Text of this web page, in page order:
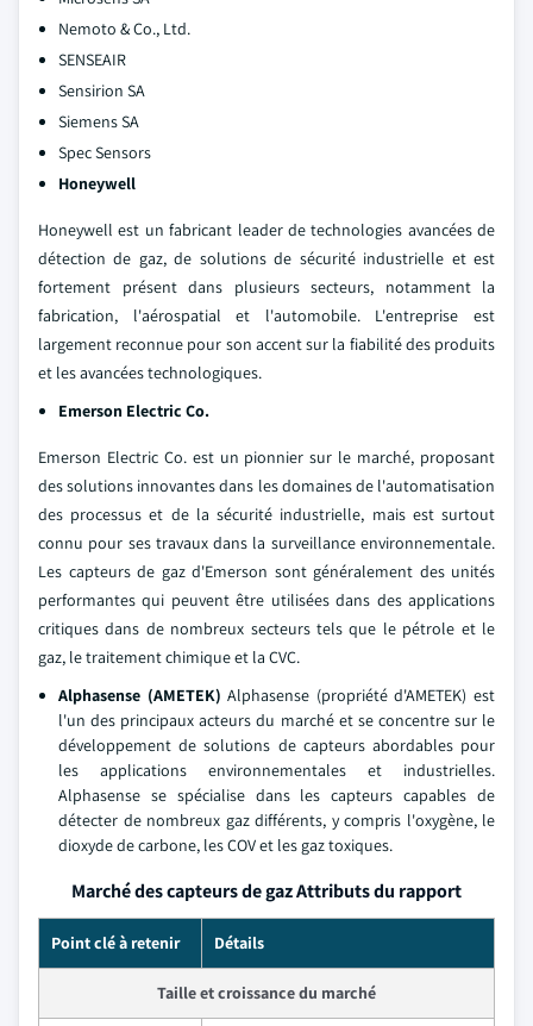
Nemoto & Co., Ltd.
SENSEAIR
Sensirion SA
Siemens SA
Spec Sensors
Honeywell
Honeywell est un fabricant leader de technologies avancées de
détection de gaz, de solutions de sécurité industrielle et est
fortement présent dans plusieurs secteurs, notamment la
fabrication, l'aérospatial et l'automobile. L'entreprise est
largement reconnue pour son accent sur la fiabilité des produits
et les avancées technologiques.
Emerson Electric Co.
Emerson Electric Co. est un pionnier sur le marché, proposant
des solutions innovantes dans les domaines de l'automatisation
des processus et de la sécurité industrielle, mais est surtout
connu pour ses travaux dans la surveillance environnementale.
Les capteurs de gaz d'Emerson sont généralement des unités
performantes qui peuvent être utilisées dans des applications
critiques dans de nombreux secteurs tels que le pétrole et le
gaz, le traitement chimique et la CVC.
Alphasense (AMETEK) Alphasense (propriété d'AMETEK) est
l'un des principaux acteurs du marché et se concentre sur le
développement de solutions de capteurs abordables pour
les applications environnementales et industrielles.
Alphasense se spécialise dans les capteurs capables de
détecter de nombreux gaz différents, y compris l'oxygène, le
dioxyde de carbone, les COV et les gaz toxiques.
Marché des capteurs de gaz Attributs du rapport
Point clé à retenir Détails
Taille et croissance du marché